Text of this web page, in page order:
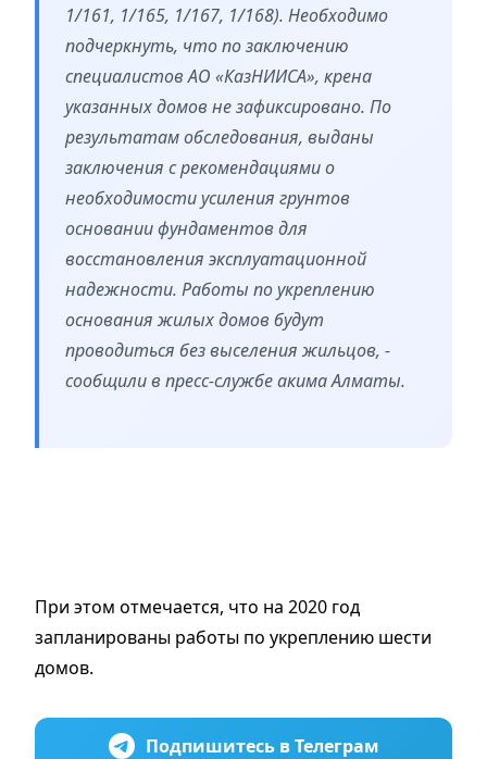
1/161, 1/165, 1/167, 1/168). Необходимо
подчеркнуть, что по заключению
специалистов АО «КазНИИСА», крена
указанных домов не зафиксировано. По
результатам обследования, выданы
заключения с рекомендациями о
необходимости усиления грунтов
основании фундаментов для
восстановления эксплуатационной
надежности. Работы по укреплению
основания жилых домов будут
проводиться без выселения жильцов, -
сообщили в пресс-службе акима Алматы.
При этом отмечается, что на 2020 год
запланированы работы по укреплению шести
домов.
Подпишитесь в Телеграм